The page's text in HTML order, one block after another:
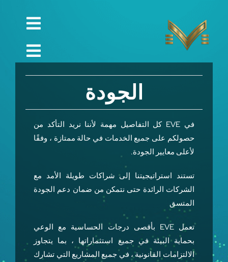
content
العربية
Español
中文 (中国)
Deutsch
الصفحة الرئيسية
الشركة
الجودة
مشروع
الجودة
في EVE كل التفاصيل مهمة لأننا نريد التأكد من
حصولكم على جميع الخدمات في حالة ممتازة ، وفقًا
لأعلى معايير الجودة.
تستند استراتيجيتنا إلى شراكات طويلة الأمد مع
الشركات الرائدة حتى نتمكن من ضمان دعم الجودة
المتسق
تعمل EVE بأقصى درجات الحساسية مع الوعي
بحماية البيئة في جميع استثماراتها ، بما يتجاوز
الالتزامات القانونية ، في جميع المشاريع التي تشارك